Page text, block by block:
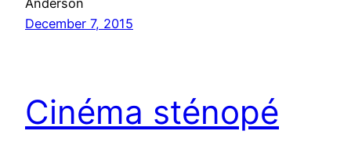
December 7, 2015
Cinéma sténopé